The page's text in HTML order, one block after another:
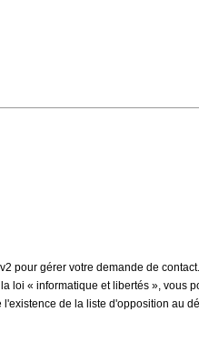
pour gérer votre demande de
« informatique et libertés », vous
de la liste d'opposition au